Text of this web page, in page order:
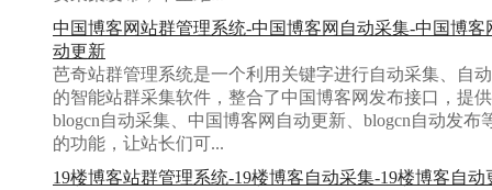
中国博客网站群管理系统-中国博客网自动采集-中国博客
动更新
芭奇站群管理系统是一个利用关键字进行自动采集、自
的智能站群采集软件，整合了中国博客网发布接口，提
blogcn自动采集、中国博客网自动更新、blogcn自动发布
的功能，让站长们可...
19楼博客站群管理系统-19楼博客自动采集-19楼博客自动